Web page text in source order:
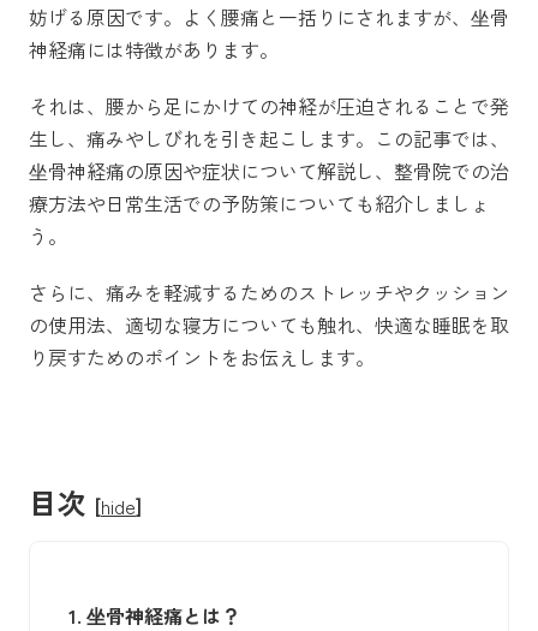
妨げる原因です。よく腰痛と一括りにされますが、坐骨
神経痛には特徴があります。
それは、腰から足にかけての神経が圧迫されることで発
生し、痛みやしびれを引き起こします。この記事では、
坐骨神経痛の原因や症状について解説し、整骨院での治
療方法や日常生活での予防策についても紹介しましょ
う。
さらに、痛みを軽減するためのストレッチやクッション
の使用法、適切な寝方についても触れ、快適な睡眠を取
り戻すためのポイントをお伝えします。
目次 [hide]
1. 坐骨神経痛とは？